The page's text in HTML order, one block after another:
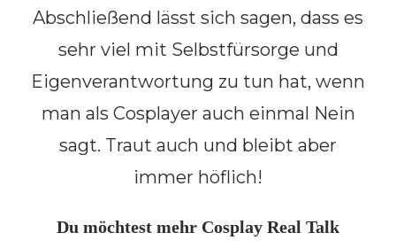
Abschließend lässt sich sagen, dass es
sehr viel mit Selbstfürsorge und
Eigenverantwortung zu tun hat, wenn
man als Cosplayer auch einmal Nein
sagt. Traut auch und bleibt aber
immer höflich!
Du möchtest mehr Cosplay Real Talk